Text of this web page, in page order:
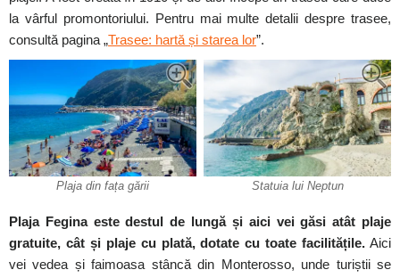
la vârful promontoriului. Pentru mai multe detalii despre trasee,
consultă pagina „Trasee: hartă și starea lor”.
Plaja din fața gării Statuia lui Neptun
Plaja Fegina este destul de lungă și aici vei găsi atât plaje
gratuite, cât și plaje cu plată, dotate cu toate facilitățile. Aici
vei vedea și faimoasa stâncă din Monterosso, unde turiștii se